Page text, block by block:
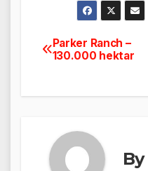
Navigasi
Parker Ranch –
130.000 hektar
By